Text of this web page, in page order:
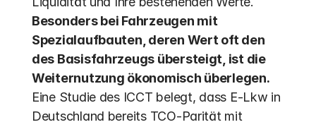
Besonders bei Fahrzeugen mit
Spezialaufbauten, deren Wert oft den
des Basisfahrzeugs übersteigt, ist die
Weiternutzung ökonomisch überlegen.
Eine Studie des ICCT belegt, dass E-Lkw in
Deutschland bereits TCO-Parität mit